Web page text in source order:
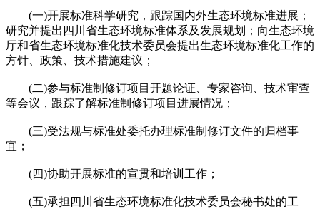
(一)开展标准科学研究，跟踪国内外生态环境标准进展；
研究并提出四川省生态环境标准体系及发展规划；向生态环境
厅和省生态环境标准化技术委员会提出生态环境标准化工作的
方针、政策、技术措施建议；
(二)参与标准制修订项目开题论证、专家咨询、技术审查
等会议，跟踪了解标准制修订项目进展情况；
(三)受法规与标准处委托办理标准制修订文件的归档事
宜；
(四)协助开展标准的宣贯和培训工作；
(五)承担四川省生态环境标准化技术委员会秘书处的工